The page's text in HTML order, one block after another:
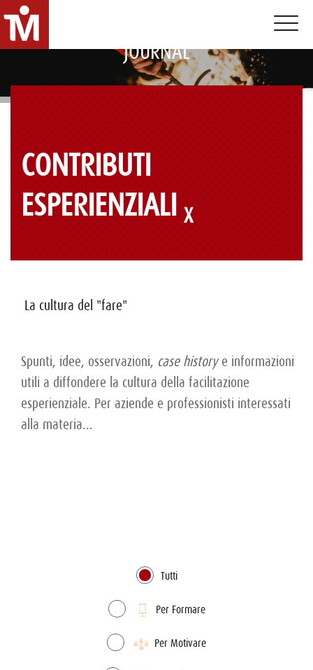
Toggle
JOURNAL
CONTRIBUTI
ESPERIENZIALI
La cultura del "fare"
Spunti, idee, osservazioni, case historye informazioni
utili a diffondere la cultura della facilitazione
esperienziale. Per aziende e professionisti interessati
alla materia...
Tutti
Per Formare
Per Motivare